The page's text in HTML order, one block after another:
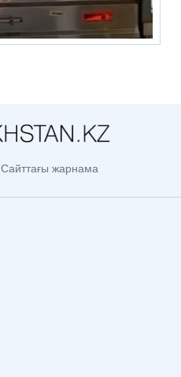
Сайттағы жарнама